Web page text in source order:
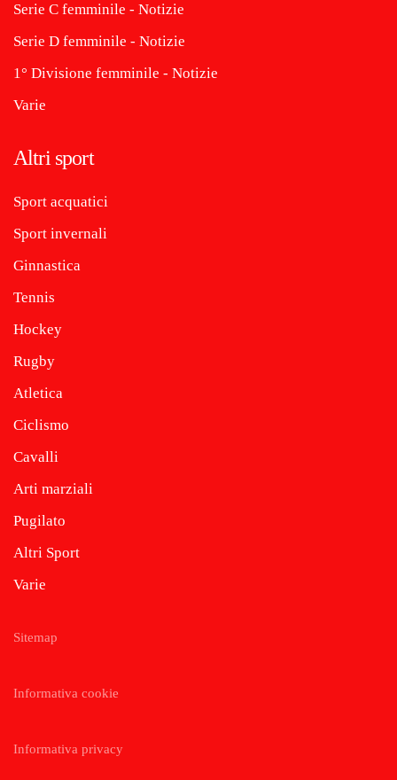
Serie C femminile - Notizie
Serie D femminile - Notizie
1° Divisione femminile - Notizie
Varie
Altri sport
Sport acquatici
Sport invernali
Ginnastica
Tennis
Hockey
Rugby
Atletica
Ciclismo
Cavalli
Arti marziali
Pugilato
Altri Sport
Varie
Sitemap
Informativa cookie
Informativa privacy